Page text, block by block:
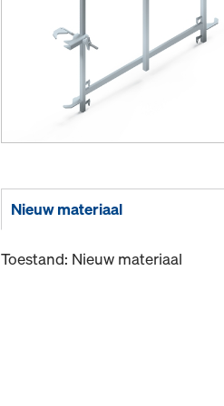
Nieuw materiaal
Toestand: Nieuw materiaal